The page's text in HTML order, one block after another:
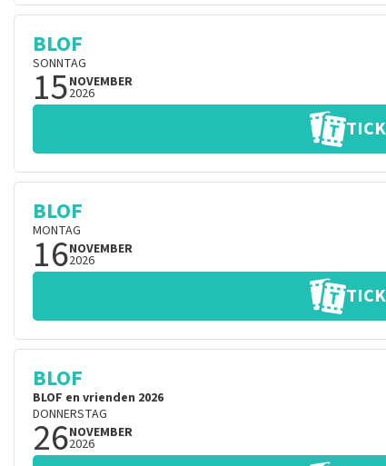
BLOF
SONNTAG
15NOVEMBER
2026
BLOF
MONTAG
16NOVEMBER
2026
BLOF
BLOF en vrienden 2026
DONNERSTAG
26NOVEMBER
2026